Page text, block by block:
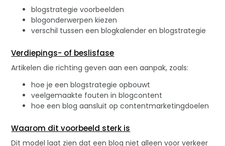
blogstrategie voorbeelden
blogonderwerpen kiezen
verschil tussen een blogkalender en blogstrategie
Verdiepings- of beslisfase
Artikelen die richting geven aan een aanpak, zoals:
hoe je een blogstrategie opbouwt
veelgemaakte fouten in blogcontent
hoe een blog aansluit op contentmarketingdoelen
Waarom dit voorbeeld sterk is
Dit model laat zien dat een blog niet alleen voor verkeer